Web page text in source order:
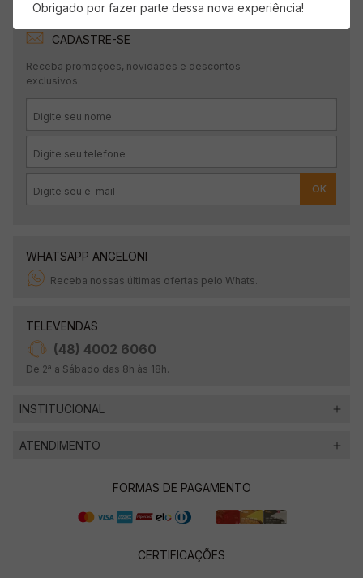
CADASTRE-SE
Receba promoções, novidades e descontos
exclusivos.
OK
WHATSAPP ANGELONI
Receba nossas últimas ofertas pelo Whats.
TELEVENDAS
(48) 4002 6060
De 2ª a Sábado das 8h às 18h.
INSTITUCIONAL
ATENDIMENTO
FORMAS DE PAGAMENTO
CERTIFICAÇÕES
Obrigado por fazer parte dessa nova experiência!